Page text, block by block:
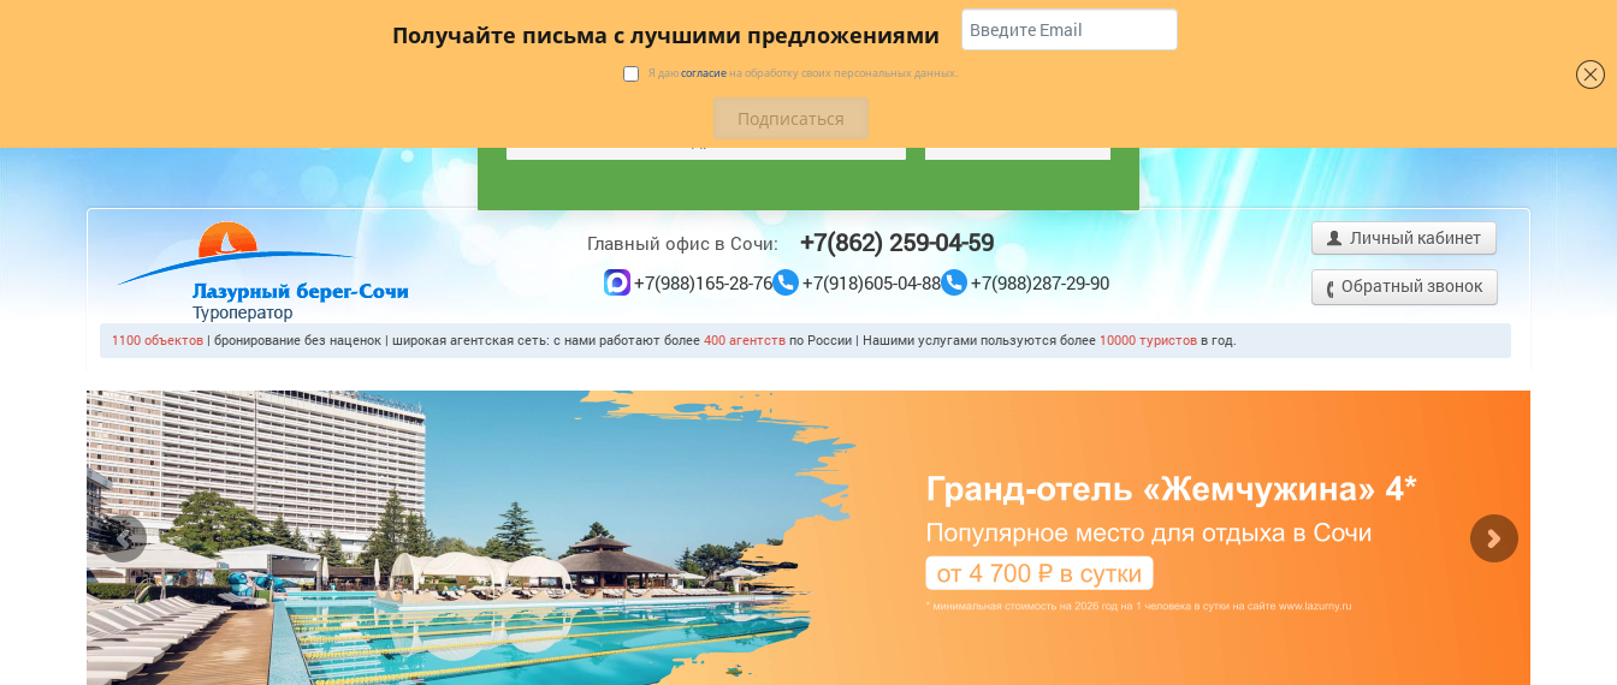
Получайте письма с лучшими предложениями
Я даюсогласие на обработку своих персональных данных.
Агентствам
Главный офис в Сочи: +7(862) 259-04-59
+7(988)165-28-76 +7(918)605-04-88 +7(988)287-29-90
Личный кабинет
Обратный звонок
1100 объекто | бронирование без наценок | широкая агентская сеть: с нами работают более 400 агентст по России | Нашими услугами пользуются более 10000 туристо од.
БУДЬТЕ В КУРСЕ ЛУЧШИХ ПРЕДЛОЖЕНИЙ С НАШЕЙ
РАССЫЛКОЙ